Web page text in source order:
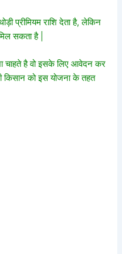
प्रीमियम राशि देता है, लेकिन
सकता है |
चाहते है वो इसके लिए आवेदन कर
किसान को इस योजना के तहत